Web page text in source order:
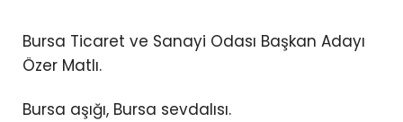
Bursa Ticaret ve Sanayi Odası Başkan Adayı
Özer Matlı.
Bursa aşığı, Bursa sevdalısı.